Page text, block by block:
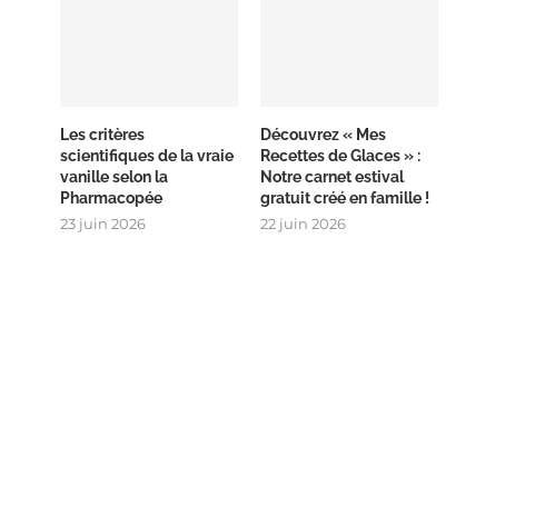
Les critères
scientifiques de la vraie
vanille selon la
Pharmacopée
23 juin 2026
Découvrez « Mes
Recettes de Glaces » :
Notre carnet estival
gratuit créé en famille !
22 juin 2026